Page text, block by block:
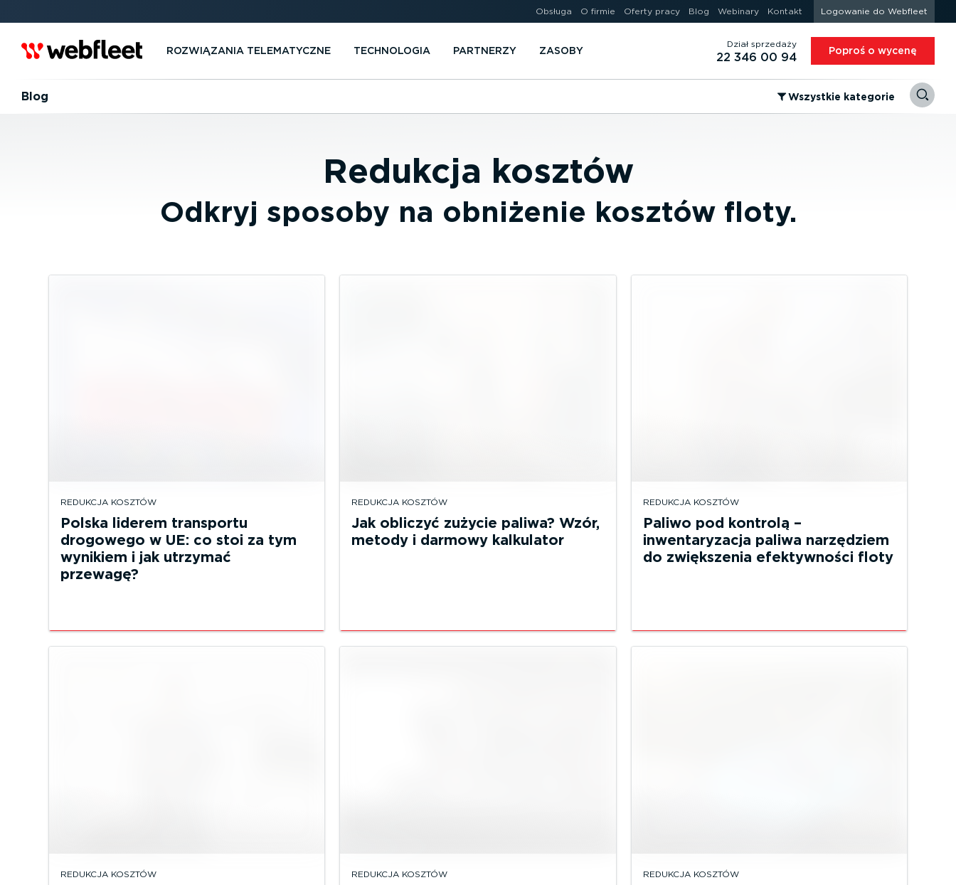
Obsługa O firmie Oferty pracy Blog Webinary Kontakt Logowanie do Webfleet
ROZWIĄZANIA TELEMA­TYCZNE TECHNOLOGIA PARTNERZY ZASOBY
Dział sprzedaży
22 346 00 94 Poproś o wycenę
Blog ⁠Wszystkie kategorie
Redukcja kosztów
Odkryj sposoby na obniżenie kosztów floty.
REDUKCJA KOSZTÓW
Polska liderem transportu
drogowego w UE: co stoi za tym
wynikiem i jak utrzymać
przewagę?
REDUKCJA KOSZTÓW
Jak obliczyć zużycie paliwa? Wzór,
metody i darmowy kalkulator
REDUKCJA KOSZTÓW
Paliwo pod kontrolą –
inwentaryzacja paliwa narzędziem
do zwiększenia efektywności floty
REDUKCJA KOSZTÓW REDUKCJA KOSZTÓW REDUKCJA KOSZTÓW